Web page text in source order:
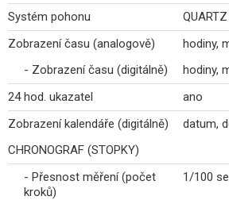
Systém pohonu
QUARTZ
Zobrazení času (analogově)
hodiny,
- Zobrazení času (digitálně)
hodiny,
24 hod. ukazatel
ano
Zobrazení kalendáře (digitálně)
datum,
CHRONOGRAF (STOPKY)
- Přesnost měření (počet
kroků)
1/100